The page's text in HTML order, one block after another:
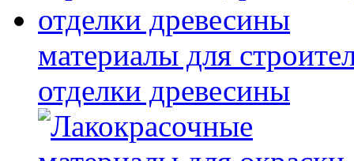
материалы для
отделки древесины